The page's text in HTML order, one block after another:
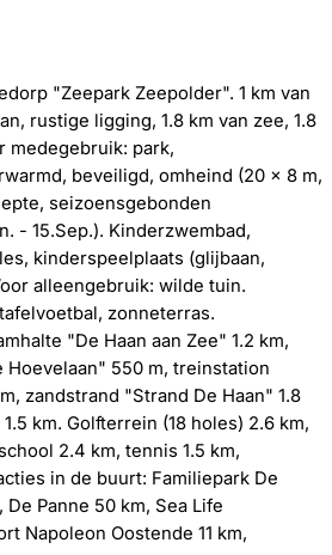
"Zeepark Zeepolder". 1 km van
rustige ligging, 1.8 km van zee, 1.8
medegebruik: park,
beveiligd, omheind (20 x 8 m,
seizoensgebonden
- 15.Sep.). Kinderzwembad,
kinderspeelplaats (glijbaan,
alleengebruik: wilde tuin.
zonneterras.
"De Haan aan Zee" 1.2 km,
Hoevelaan" 550 m, treinstation
zandstrand "Strand De Haan" 1.8
km. Golfterrein (18 holes) 2.6 km,
2.4 km, tennis 1.5 km,
in de buurt: Familiepark De
Panne 50 km, Sea Life
Napoleon Oostende 11 km,